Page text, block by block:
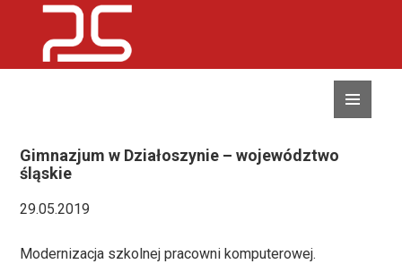
Gimnazjum w Działoszynie – województwo
śląskie
29.05.2019
Modernizacja szkolnej pracowni komputerowej.